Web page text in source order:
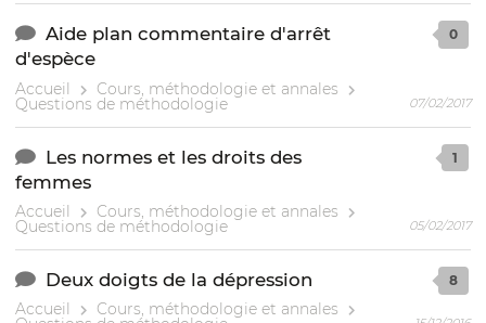
Aide plan commentaire d'arrêt
d'espèce
Accueil Cours, méthodologie et annales
Questions de méthodologie
0
07/02/2017
Les normes et les droits des
femmes
Accueil Cours, méthodologie et annales
Questions de méthodologie
1
05/02/2017
Deux doigts de la dépression
Accueil Cours, méthodologie et annales
8